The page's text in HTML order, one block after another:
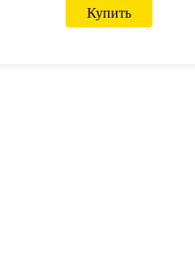
Купить